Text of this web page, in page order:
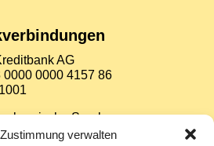
verwalten
AG
0000 0000 4157 86
Sparkasse